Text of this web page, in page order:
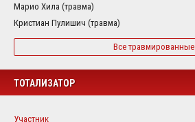
Марио Хила (травма)
Кристиан Пулишич (травма)
Все травмированные
ТОТАЛИЗАТОР
Участник